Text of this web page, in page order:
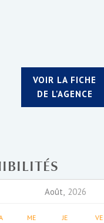
VOIR LA FICHE
DE L'AGENCE
Août, 2026
ME JE VE